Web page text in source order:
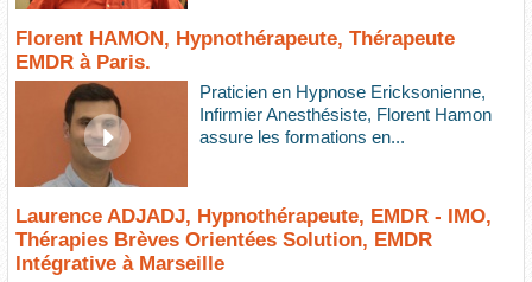
Florent HAMON, Hypnothérapeute, Thérapeute
EMDR à Paris.
Praticien en Hypnose Ericksonienne,
Infirmier Anesthésiste, Florent Hamon
assure les formations en...
Laurence ADJADJ, Hypnothérapeute, EMDR - IMO,
Thérapies Brèves Orientées Solution, EMDR
Intégrative à Marseille